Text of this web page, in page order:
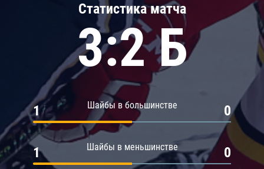
Статистика матча
3:2 Б
Шайбы в большинстве
1 0
Шайбы в меньшинстве
1 0